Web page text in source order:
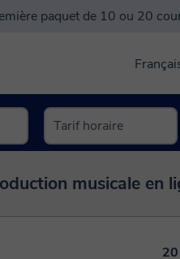
paquet de 10 ou 20
musicale en